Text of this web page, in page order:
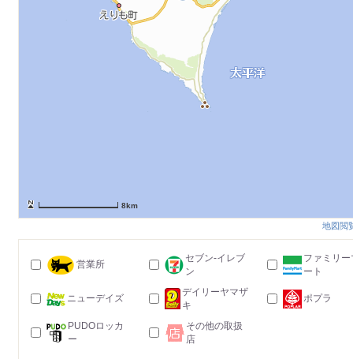
8km
地図閲
営業所
セブン-イレブ
ン
ファミリー
ート
ニューデイズ
デイリーヤマザ
キ
ポプラ
PUDOロッカ
ー
その他の取扱
店